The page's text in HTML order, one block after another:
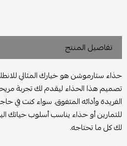
تفاصيل المنتج
حذاء ستارموشن هو خيارك المثالي
تصميم هذا الحذاء ليقدم لك تجربة
الفريدة وأدائه المتفوق. سواء كنت في
للتمارين أو حذاء يناسب أسلوب حياتك
لك كل ما تحتاجه.